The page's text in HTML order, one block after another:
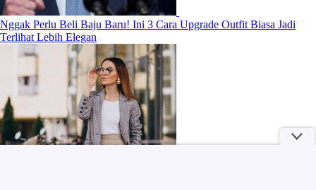
Nggak Perlu Beli Baju Baru! Ini 3 Cara Upgrade Outfit Biasa Jadi
Terlihat Lebih Elegan